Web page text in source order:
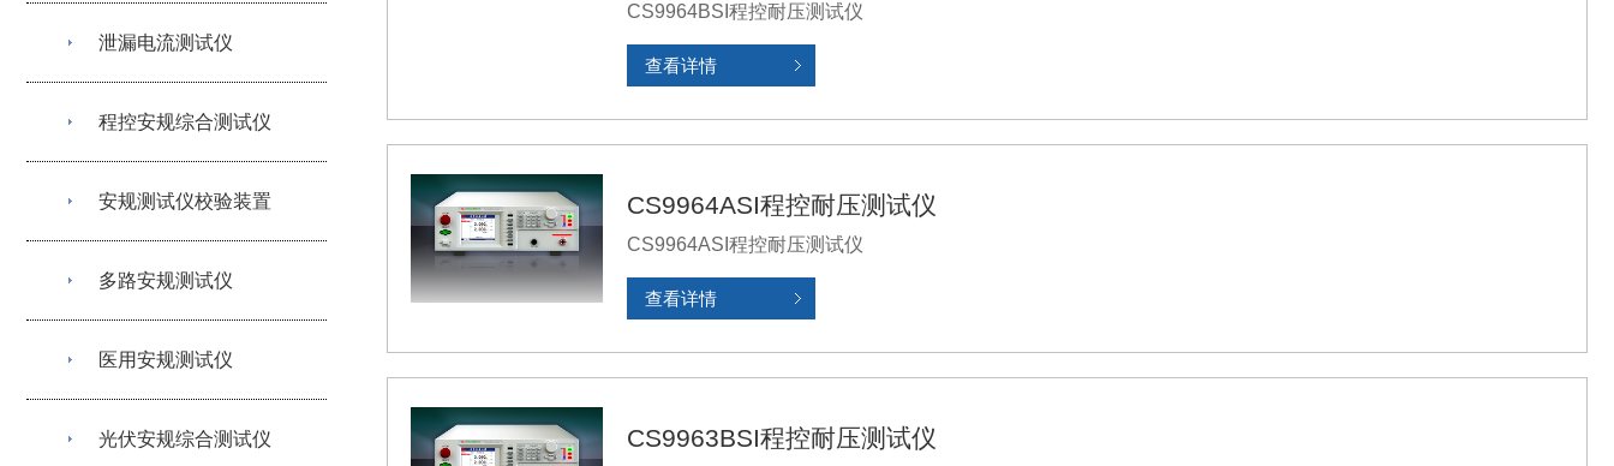
泄漏电流测试仪
程控安规综合测试仪
安规测试仪校验装置
多路安规测试仪
医用安规测试仪
光伏安规综合测试仪
CS9964BSI程控耐压测试仪
查看详情
CS9964ASI程控耐压测试仪
CS9964ASI程控耐压测试仪
查看详情
CS9963BSI程控耐压测试仪